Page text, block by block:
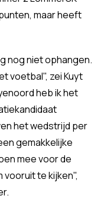
maar heeft
nog niet ophangen.
voetbal", zei Kuyt
heb ik het
het wedstrijd per
gemakkelijke
mee voor de
te kijken",